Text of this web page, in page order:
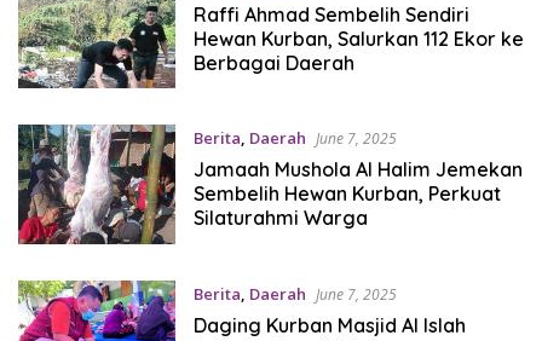
Raffi Ahmad Sembelih Sendiri
Hewan Kurban, Salurkan 112 Ekor ke
Berbagai Daerah
Berita, Daerah June 7, 2025
Jamaah Mushola Al Halim Jemekan
Sembelih Hewan Kurban, Perkuat
Silaturahmi Warga
Berita, Daerah June 7, 2025
Daging Kurban Masjid Al Islah